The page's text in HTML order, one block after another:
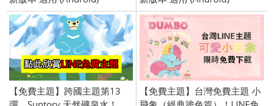
【免費主題】跨國主題第13
【免費主題】台灣免費主題 小